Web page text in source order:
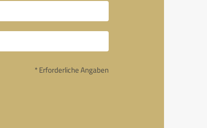
* Erforderliche Angaben